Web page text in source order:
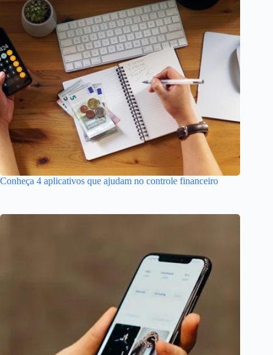
Conheça 4 aplicativos que ajudam no controle financeiro